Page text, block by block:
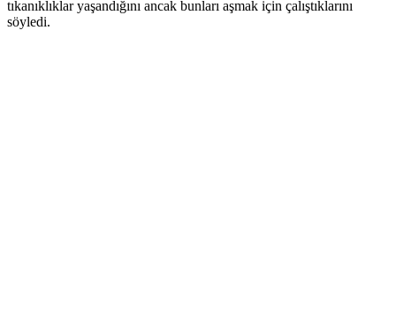
tıkanıklıklar yaşandığını ancak bunları aşmak için çalıştıklarını
söyledi.